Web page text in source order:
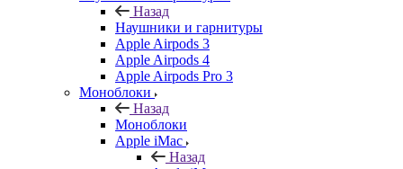
Назад
Наушники и гарнитуры
Apple Airpods 3
Apple Airpods 4
Apple Airpods Pro 3
Моноблоки
Назад
Моноблоки
Apple iMac
Назад